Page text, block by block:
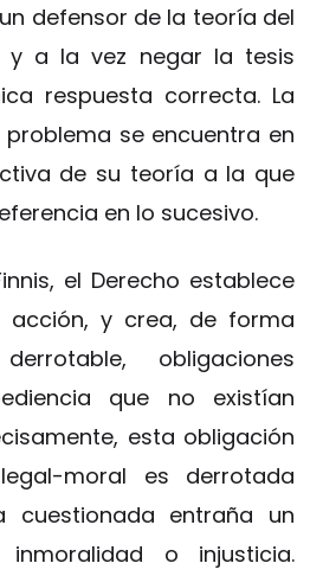
defensor de la teoría del
y a la vez negar la tesis
respuesta correcta. La
se encuentra en
de su teoría a la que
en lo sucesivo.
el Derecho establece
acción, y crea, de forma
obligaciones
que no existían
esta obligación
moral es derrotada
cuestionada entraña un
o injusticia.